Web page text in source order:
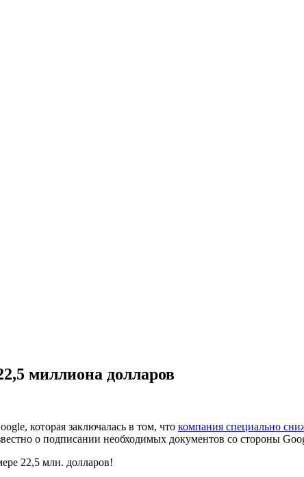
миллиона долларов
которая заключалась в том, что компания специально
о подписании необходимых документов со стороны
22,5 млн. долларов!